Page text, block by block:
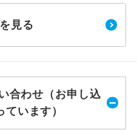
見る
合わせ（お申し込
います）